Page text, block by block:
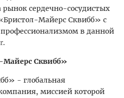
сердечно-сосудистых
Майерс Сквибб» с
в данной
.
Сквибб»
- глобальная
миссией которой